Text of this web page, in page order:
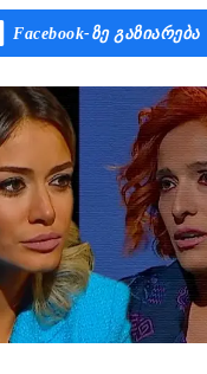
Facebook-Ზე Გაზიარება